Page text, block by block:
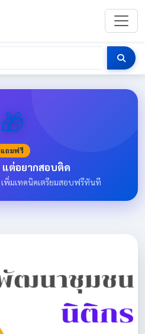
🎁
แถมฟรี
แต่อยากสอบติด
เพิ่มเทคนิคเตรียมสอบฟรีทันที